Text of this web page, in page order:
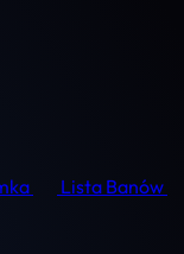
Lista Banów